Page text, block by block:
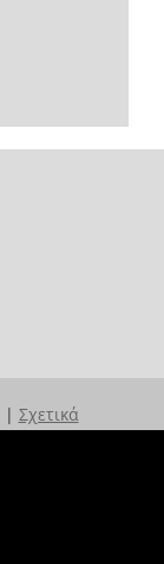
| Σχετικά